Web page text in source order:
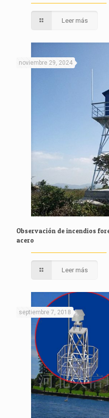
Leer más
noviembre 29, 2024
Observación de incendios
acero
Leer más
septiembre 7, 2018